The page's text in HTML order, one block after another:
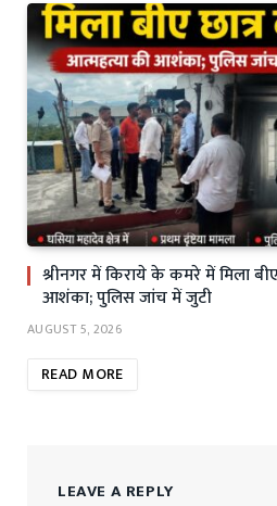
श्रीनगर में किराये के कमरे में मिला
आशंका; पुलिस जांच में जुटी
AUGUST 5, 2026
READ MORE
LEAVE A REPLY